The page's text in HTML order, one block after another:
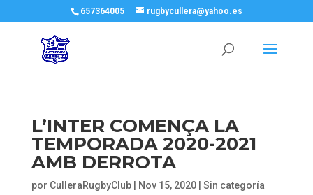
657364005 rugbycullera@yahoo.es
L’INTER COMENÇA LA
TEMPORADA 2020-2021
AMB DERROTA
por CulleraRugbyClub| Nov 15, 2020| Sin categoría